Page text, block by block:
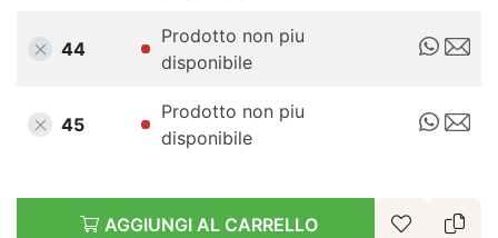
44
Prodotto non piu
disponibile
45
Prodotto non piu
disponibile
AGGIUNGI AL CARRELLO